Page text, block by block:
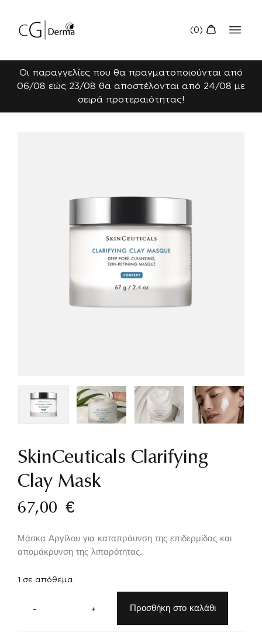
Οι παραγγελίες που θα πραγματοποιούνται από
06/08 εώς 23/08 θα αποστέλονται από 24/08 με
σειρά προτεραιότητας!
SkinCeuticals Clarifying
Clay Mask
67,00 €
Μάσκα Αργίλου για καταπράυνση της επιδερμίδας και
απομάκρυνση της λιπαρότητας.
1 σε απόθεμα
+
- Προσθήκη στο καλάθι